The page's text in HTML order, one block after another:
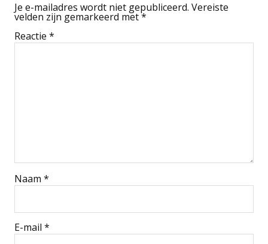
Je e-mailadres wordt niet gepubliceerd. Vereiste
velden zijn gemarkeerd met*
Reactie *
Naam *
E-mail *